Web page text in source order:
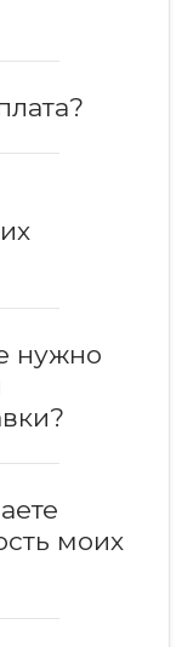
нужно
моих